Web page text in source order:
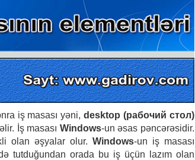
iş masası yəni, desktop (рабочий стол)
İş masası Windows-un əsas pəncərəsidir.
olan əşyalar olur. Windows-un iş masası
tutduğundan orada bu iş üçün lazım olan